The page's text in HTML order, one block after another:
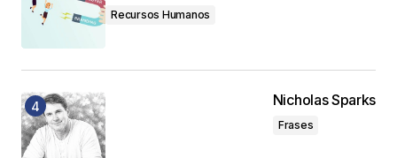
Recursos Humanos
Nicholas Sparks
Frases